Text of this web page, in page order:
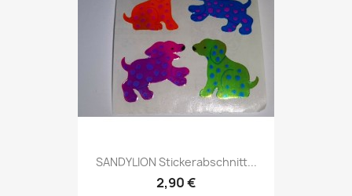
SANDYLION Stickerabschnitt...
2,90 €